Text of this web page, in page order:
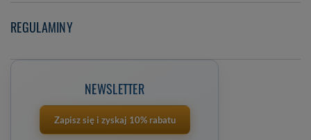
REGULAMINY
NEWSLETTER
Zapisz się i zyskaj 10% rabatu